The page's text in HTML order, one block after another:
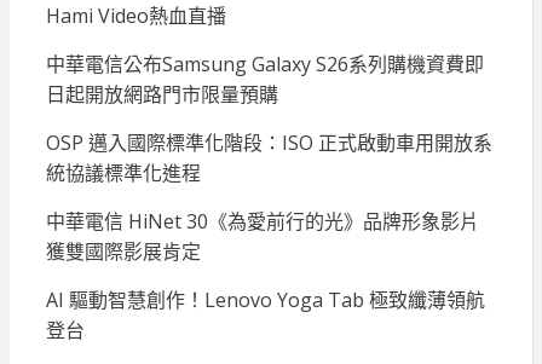
Hami Video熱血直播
中華電信公布Samsung Galaxy S26系列購機資費即
日起開放網路門市限量預購
OSP 邁入國際標準化階段：ISO 正式啟動車用開放系
統協議標準化進程
中華電信 HiNet 30《為愛前行的光》品牌形象影片
獲雙國際影展肯定
AI 驅動智慧創作！Lenovo Yoga Tab 極致纖薄領航
登台